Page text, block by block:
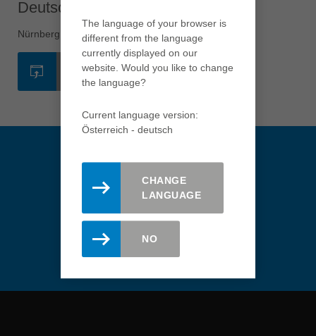
Việt Nam
tiếng việt
中国
中文
ประเทศไทย
ไทย
Deutschland - Nürnberg
Nürnberg
ZUR MESSESEITE
Immer informiert bleiben.
Abonnieren Sie hier den Leitz
Newsletter.
The language of your browser is
different from the language
currently displayed on our
website. Would you like to change
the language?
Current language version:
Österreich - deutsch
CHANGE
LANGUAGE
NO